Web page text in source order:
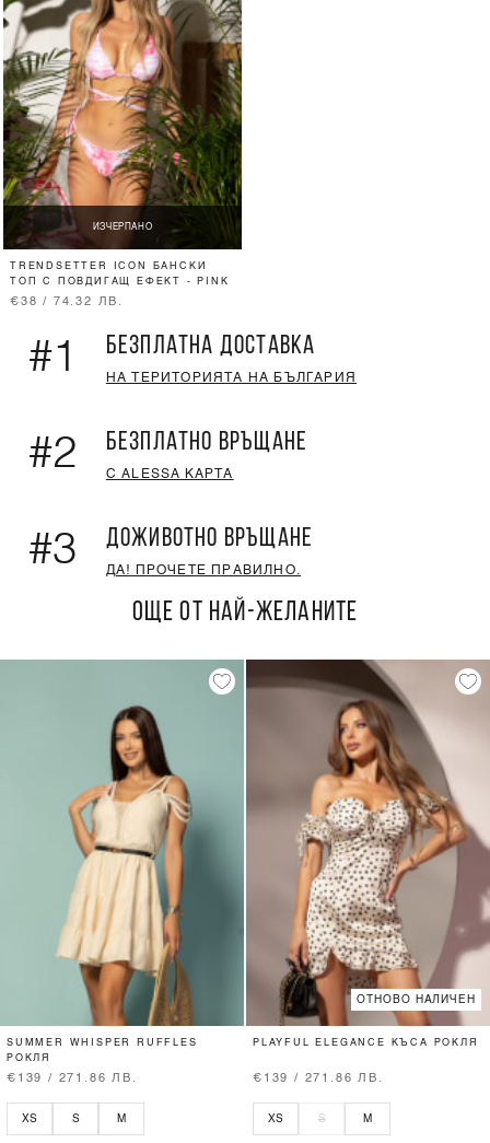
ИЗЧЕРПАНО
TRENDSETTER ICON БАНСКИ
ТОП С ПОВДИГАЩ ЕФЕКТ - PINK
€38 / 74.32 ЛВ.
#1 БЕЗПЛАТНА ДОСТАВКА
НА ТЕРИТОРИЯТА НА БЪЛГАРИЯ
#2 БЕЗПЛАТНО ВРЪЩАНЕ
С ALESSA КАРТА
#3 ДОЖИВОТНО ВРЪЩАНЕ
ДА! ПРОЧЕТЕ ПРАВИЛНО.
ОЩЕ ОТ НАЙ-ЖЕЛАНИТЕ
SUMMER WHISPER RUFFLES
РОКЛЯ
€139 / 271.86 ЛВ.
XS S M
ОТНОВО НАЛИЧЕН
PLAYFUL ELEGANCE КЪСА РОКЛЯ
€139 / 271.86 ЛВ.
XS S M